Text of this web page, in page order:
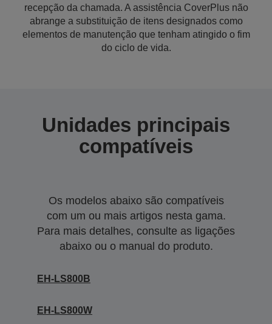
recepção da chamada. A assistência CoverPlus não
abrange a substituição de itens designados como
elementos de manutenção que tenham atingido o fim
do ciclo de vida.
Unidades principais
compatíveis
Os modelos abaixo são compatíveis
com um ou mais artigos nesta gama.
Para mais detalhes, consulte as ligações
abaixo ou o manual do produto.
EH-LS800B
EH-LS800W